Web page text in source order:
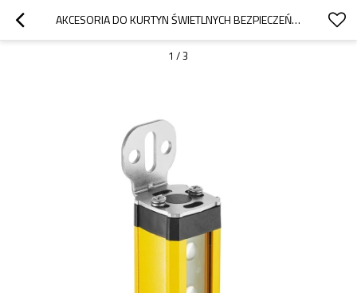
AKCESORIA DO KURTYN ŚWIETLNYCH BEZPIECZEŃSTWA SERII KT DO OBROTOWYCH UCHWYTÓW MOCUJĄCYCH KT-08
1 /3